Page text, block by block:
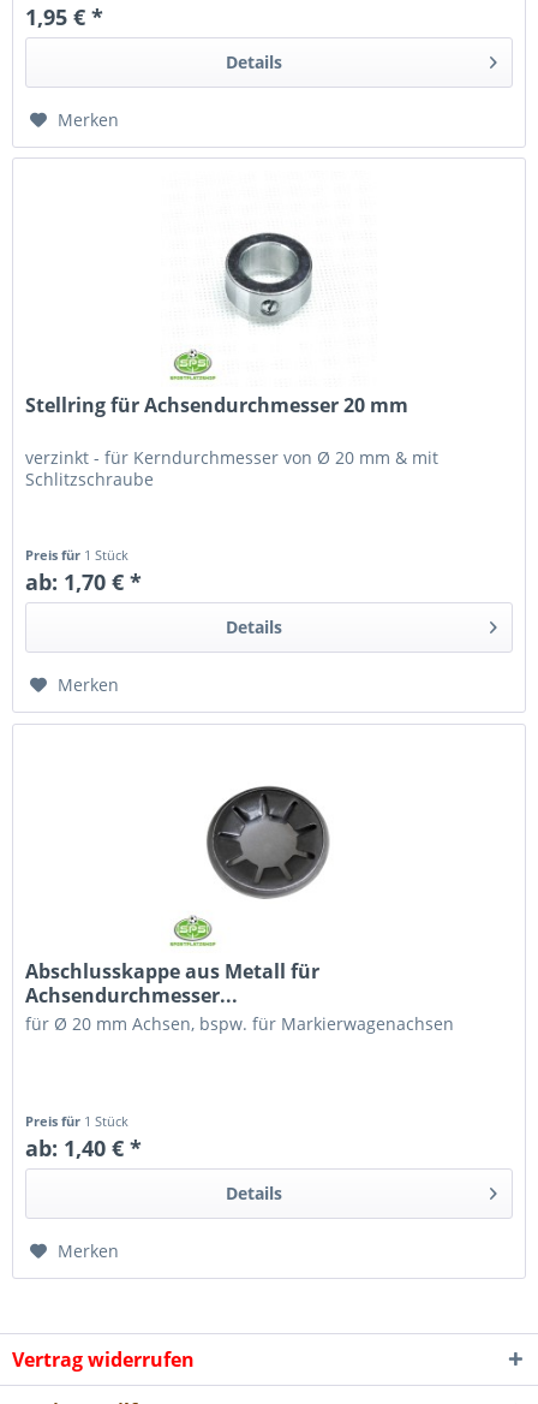
1,95 € *
Details
Merken
Stellring für Achsendurchmesser 20 mm
verzinkt - für Kerndurchmesser von Ø 20 mm & mit
Schlitzschraube
Preis für 1 Stück
ab: 1,70 € *
Details
Merken
Abschlusskappe aus Metall für
Achsendurchmesser...
für Ø 20 mm Achsen, bspw. für Markierwagenachsen
Preis für 1 Stück
ab: 1,40 € *
Details
Merken
Vertrag widerrufen